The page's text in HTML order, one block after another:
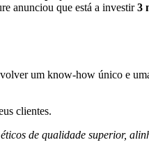
anunciou que está a investir3
um know-how único e
clientes.
de qualidade superior,